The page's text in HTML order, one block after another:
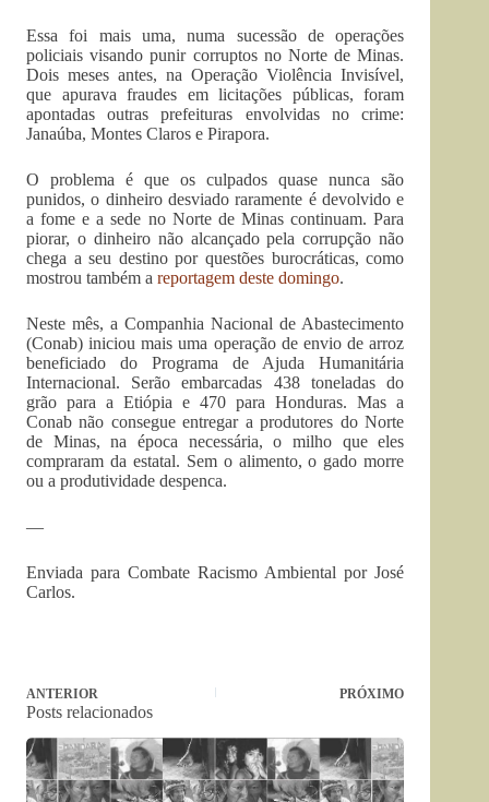
Essa foi mais uma, numa sucessão de operações
policiais visando punir corruptos no Norte de Minas.
Dois meses antes, na Operação Violência Invisível,
que apurava fraudes em licitações públicas, foram
apontadas outras prefeituras envolvidas no crime:
Janaúba, Montes Claros e Pirapora.
O problema é que os culpados quase nunca são
punidos, o dinheiro desviado raramente é devolvido e
a fome e a sede no Norte de Minas continuam. Para
piorar, o dinheiro não alcançado pela corrupção não
chega a seu destino por questões burocráticas, como
mostrou também a reportagem deste domingo.
Neste mês, a Companhia Nacional de Abastecimento
(Conab) iniciou mais uma operação de envio de arroz
beneficiado do Programa de Ajuda Humanitária
Internacional. Serão embarcadas 438 toneladas do
grão para a Etiópia e 470 para Honduras. Mas a
Conab não consegue entregar a produtores do Norte
de Minas, na época necessária, o milho que eles
compraram da estatal. Sem o alimento, o gado morre
ou a produtividade despenca.
—
Enviada para Combate Racismo Ambiental por José
Carlos.
ANTERIOR PRÓXIMO
Posts relacionados